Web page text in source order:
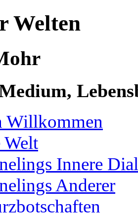
Welten
Willkommen
Welt
Innere
Anderer